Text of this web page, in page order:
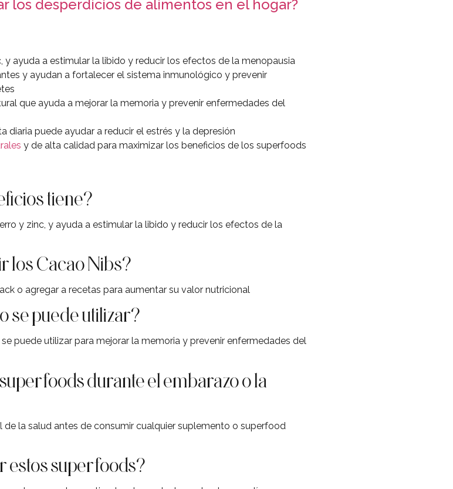
los desperdicios de alimentos en el hogar?
y ayuda a estimular la libido y reducir los efectos de la menopausia
y ayudan a fortalecer el sistema inmunológico y prevenir
que ayuda a mejorar la memoria y prevenir enfermedades del
diaria puede ayudar a reducir el estrés y la depresión
y de alta calidad para maximizar los beneficios de los superfoods
tiene?
y zinc, y ayuda a estimular la libido y reducir los efectos de la
los Cacao Nibs?
o agregar a recetas para aumentar su valor nutricional
se puede utilizar?
puede utilizar para mejorar la memoria y prevenir enfermedades del
durante el embarazo o la
la salud antes de consumir cualquier suplemento o superfood
estos superfoods?